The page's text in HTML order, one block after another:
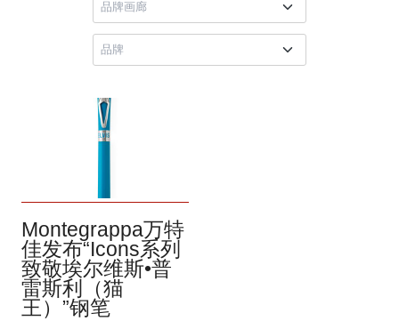
Montegrappa万特
佳发布“Icons系列
致敬埃尔维斯•普
雷斯利（猫
王）”钢笔